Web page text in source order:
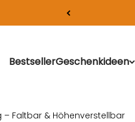
BestsellerGeschenkideen
Geschenkideen
Faltbar & Höhenverstellbar